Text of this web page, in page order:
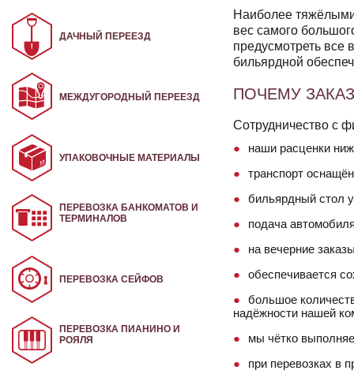
Наиболее
вес самого
предусмотреть все
бильярдной
ПОЧЕМУ
Сотрудничество с
наши расценки
транспорт
бильярдный стол
подача
на вечерние
обеспечивается
большое
надёжности нашей
мы чётко
при перевозках в
ДАЧНЫЙ ПЕРЕЕЗД
МЕЖДУГОРОДНЫЙ ПЕРЕЕЗД
УПАКОВОЧНЫЕ МАТЕРИАЛЫ
ПЕРЕВОЗКА БАНКОМАТОВ И
ТЕРМИНАЛОВ
ПЕРЕВОЗКА СЕЙФОВ
ПЕРЕВОЗКА ПИАНИНО И
РОЯЛЯ